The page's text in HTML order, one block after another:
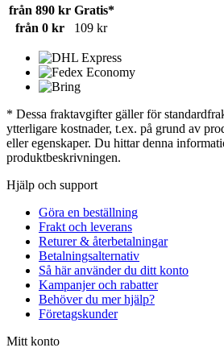
från 890 kr Gratis*
från 0 kr
109 kr
* Dessa fraktavgifter gäller för
ytterligare kostnader, t.ex. på grund av
eller egenskaper. Du hittar denna
produktbeskrivningen.
Hjälp och support
Göra en beställning
Frakt och leverans
Returer & återbetalningar
Betalningsalternativ
Så här använder du ditt konto
Kampanjer och rabatter
Behöver du mer hjälp?
Företagskunder
Mitt konto